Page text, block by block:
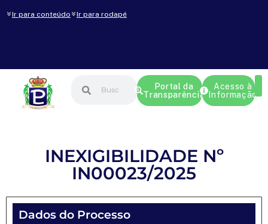
Ir para conteúdo Ir para rodapé
Portal da
Transparência
Acesso à
Informação
INEXIGIBILIDADE Nº
IN00023/2025
Dados do Processo